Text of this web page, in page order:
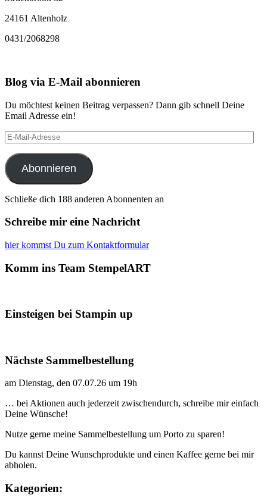
24161 Altenholz
0431/2068298
Blog via E-Mail abonnieren
Du möchtest keinen Beitrag verpassen? Dann gib schnell Deine
Email Adresse ein!
E-
Mail-
Adresse
Abonnieren
Schließe dich 188 anderen Abonnenten an
Schreibe mir eine Nachricht
hier kommst Du zum Kontaktformular
Komm ins Team StempelART
Einsteigen bei Stampin up
Nächste Sammelbestellung
am Dienstag, den 07.07.26 um 19h
… bei Aktionen auch jederzeit zwischendurch, schreibe mir einfach
Deine Wünsche!
Nutze gerne meine Sammelbestellung um Porto zu sparen!
Du kannst Deine Wunschprodukte und einen Kaffee gerne bei mir
abholen.
Kategorien: